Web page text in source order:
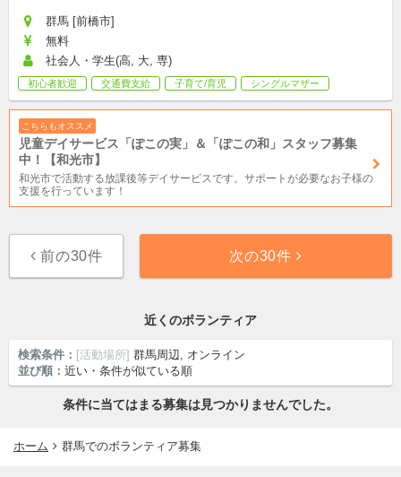
群馬 [前橋市]
無料
社会人・学生(高, 大, 専)
初心者歓迎 交通費支給 子育て/育児 シングルマザー
こちらもオススメ
児童デイサービス「ぽこの実」＆「ぽこの和」スタッフ募集
中！【和光市】
和光市で活動する放課後等デイサービスです。サポートが必要なお子様の
支援を行っています！
前の30件 次の30件
近くのボランティア
検索条件： [活動場所] 群馬周辺, オンライン
並び順： 近い・条件が似ている順
条件に当てはまる募集は見つかりませんでした。
ホーム 群馬でのボランティア募集